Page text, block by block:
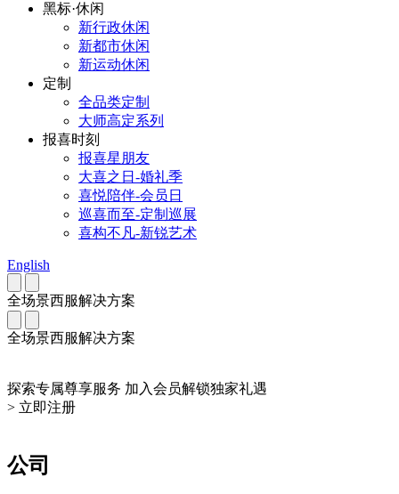
黑标·休闲
新行政休闲
新都市休闲
新运动休闲
定制
全品类定制
大师高定系列
报喜时刻
报喜星朋友
大喜之日-婚礼季
喜悦陪伴-会员日
巡喜而至-定制巡展
喜构不凡-新锐艺术
English
全场景西服解决方案
全场景西服解决方案
探索专属尊享服务 加入会员解锁独家礼遇
> 立即注册
公司